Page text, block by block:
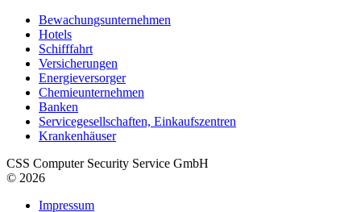
Bewachungsunternehmen
Hotels
Schifffahrt
Versicherungen
Energieversorger
Chemieunternehmen
Banken
Servicegesellschaften, Einkaufszentren
Krankenhäuser
CSS Computer Security Service GmbH
© 2026
Impressum